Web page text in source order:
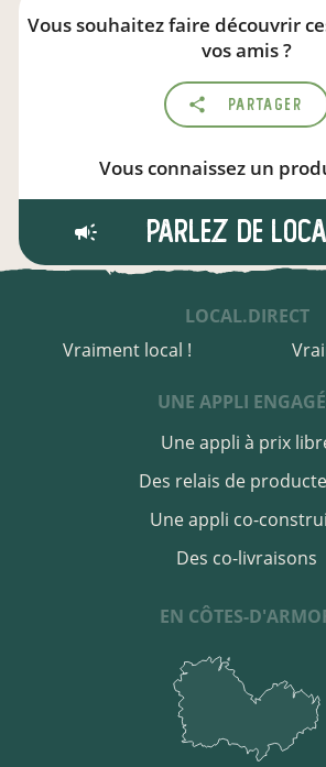
Vous souhaitez faire découvrir
vos amis ?
Partager
Vous connaissez un
Parlez de
LOCAL.DIRECT
Vraiment local !
UNE APPLI
Une appli à prix
Des relais de
Des co-livraisons
Une appli co-
EN CÔTES-